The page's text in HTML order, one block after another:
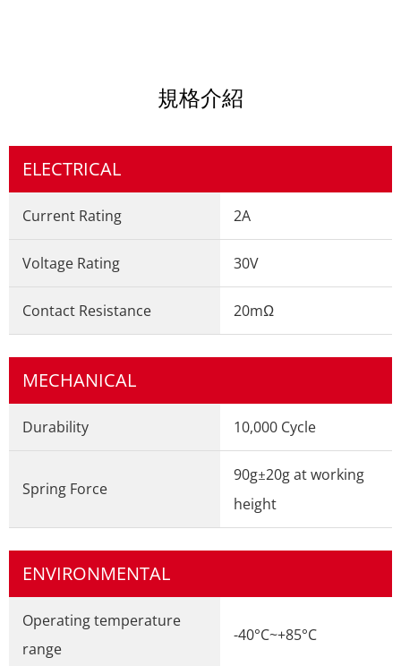
規格介紹
ELECTRICAL
Current Rating 2A
Voltage Rating 30V
Contact Resistance 20mΩ
MECHANICAL
Durability 10,000 Cycle
Spring Force
90g±20g at working
height
ENVIRONMENTAL
Operating temperature
range
-40°C~+85°C